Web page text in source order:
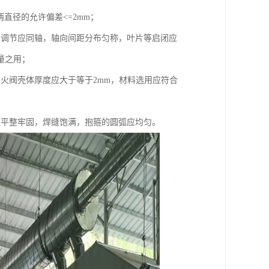
径的允许偏差<=2mm；
节应同轴，轴向间距分布匀称，叶片等启闭应
用；
阀壳体厚度应大于等于2mm，材料选用应符合
整牢固，焊缝饱满，抱箍的圆弧应均匀。